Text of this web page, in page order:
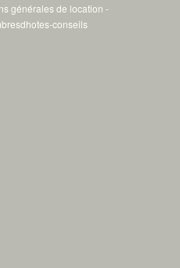
générales de location -
conseils